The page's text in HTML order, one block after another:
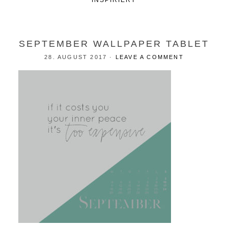
SEPTEMBER WALLPAPER TABLET
28. AUGUST 2017 · LEAVE A COMMENT